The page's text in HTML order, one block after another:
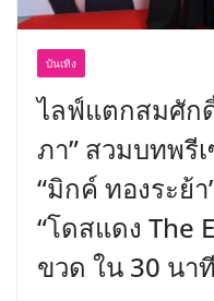
บันเทิง
ไลฟ์แตกสมศัก
ภา” สวมบทพรี
“มิกค์ ทองระย้
“โดสแดง The
ขวด ใน 30 นาที